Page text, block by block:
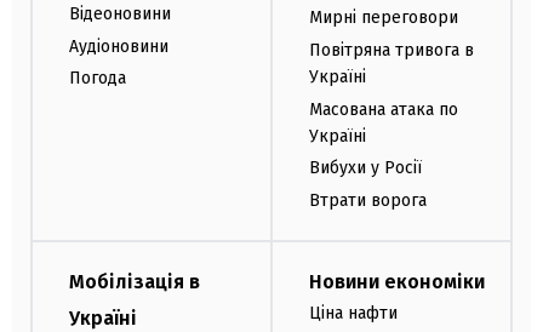
Відеоновини
Аудіоновини
Погода
Мирні переговори
Повітряна тривога в
Україні
Масована атака по
Україні
Вибухи у Росії
Втрати ворога
Мобілізація в
Україні
Новини економіки
Ціна нафти